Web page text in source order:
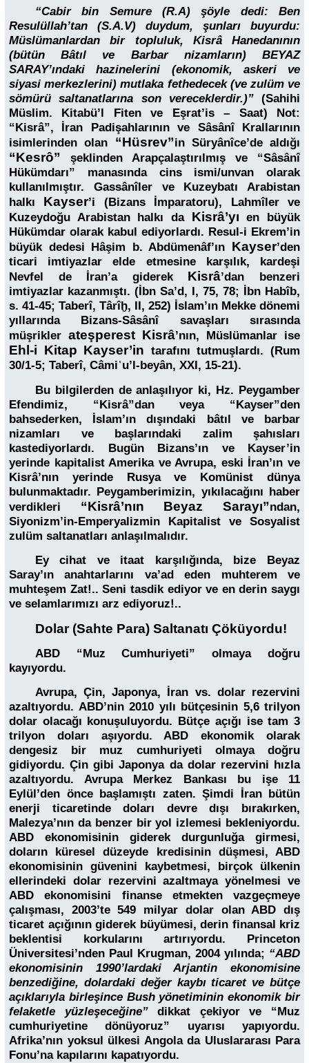
“Cabir bin Semure (R.A) şöyle dedi: Ben
Resulüllah’tan (S.A.V) duydum, şunları buyurdu:
Müslümanlardan bir topluluk, Kisrâ Hanedanının
(bütün Bâtıl ve Barbar nizamların) BEYAZ
SARAY’ındaki hazinelerini (ekonomik, askeri ve
siyasi merkezlerini) mutlaka fethedecek (ve zulüm ve
sömürü saltanatlarına son vereceklerdir.)”(Sahihi
Müslim. Kitabü’l Fiten ve Eşrat’is – Saat) Not:
“Kisrâ”, İran Padişahlarının ve Sâsânî Krallarının
isimlerinden olan “Hüsrev”in Süryânîce’de aldığı
“Kesrô” şeklinden Arapçalaştırılmış ve “Sâsânî
Hükümdarı” manasında cins ismi/unvan olarak
kullanılmıştır. Gassânîler ve Kuzeybatı Arabistan
halkı Kayser’i
(Bizans İmparatoru), Lahmîler ve
Kuzeydoğu Arabistan halkı da Kisrâ’yıen büyük
Hükümdar olarak kabul ediyorlardı. Resul-i Ekrem’in
büyük dedesi Hâşim b. Abdümenâf’ın Kayser’den
ticari imtiyazlar elde etmesine karşılık, kardeşi
Nevfel de İran’a giderek Kisrâ’dan benzeri
imtiyazlar kazanmıştı. (İbn Sa’d, I, 75, 78; İbn Habîb,
s. 41-45; Taberî, Târîḫ, II, 252) İslam’ın Mekke dönemi
yıllarında Bizans-Sâsânî savaşları sırasında
müşrikler ateşperest Kisrâ’nın, Müslümanlar ise
Ehl-i Kitap Kayser’in tarafını tutmuşlardı. (Rum
30/1-5; Taberî, Câmiʿu’l-beyân, XXI, 15-21).
Bu bilgilerden de anlaşılıyor ki, Hz. Peygamber
Efendimiz, “Kisrâ”dan veya “Kayser”den
bahsederken, İslam’ın dışındaki bâtıl ve barbar
nizamları ve başlarındaki zalim şahısları
kastediyorlardı. Bugün Bizans’ın ve Kayser’in
yerinde kapitalist Amerika ve Avrupa, eski İran’ın ve
Kisrâ’nın yerinde Rusya ve Komünist dünya
bulunmaktadır. Peygamberimizin, yıkılacağını haber
verdikleri “Kisrâ’nın Beyaz Sarayı”ndan,
Siyonizm’in-Emperyalizmin Kapitalist ve Sosyalist
zulüm saltanatları anlaşılmalıdır.
Ey cihat ve itaat karşılığında, bize Beyaz
Saray’ın anahtarlarını va’ad eden muhterem ve
muhteşem Zat!.. Seni tasdik ediyor ve en derin saygı
ve selamlarımızı arz ediyoruz!..
Dolar (Sahte Para) Saltanatı Çöküyordu!
ABD “Muz Cumhuriyeti” olmaya doğru
kayıyordu.
Avrupa, Çin, Japonya, İran vs. dolar rezervini
azaltıyordu. ABD’nin 2010 yılı bütçesinin 5,6 trilyon
dolar olacağı konuşuluyordu. Bütçe açığı ise tam 3
trilyon doları aşıyordu. ABD ekonomik olarak
dengesiz bir muz cumhuriyeti olmaya doğru
gidiyordu. Çin gibi Japonya da dolar rezervini hızla
azaltıyordu. Avrupa Merkez Bankası bu işe 11
Eylül’den önce başlamıştı zaten. Şimdi İran bütün
enerji ticaretinde doları devre dışı bırakırken,
Malezya’nın da benzer bir yol izlemesi bekleniyordu.
ABD ekonomisinin giderek durgunluğa girmesi,
doların küresel düzeyde kredisinin düşmesi, ABD
ekonomisinin güvenini kaybetmesi, birçok ülkenin
ellerindeki dolar rezervini azaltmaya yönelmesi ve
ABD ekonomisini finanse etmekten vazgeçmeye
çalışması, 2003’te 549 milyar dolar olan ABD dış
ticaret açığının giderek büyümesi, derin finansal kriz
beklentisi korkularını artırıyordu. Princeton
Üniversitesi’nden Paul Krugman, 2004 yılında; “ABD
ekonomisinin 1990’lardaki Arjantin ekonomisine
benzediğine, dolardaki değer kaybı ticaret ve bütçe
açıklarıyla birleşince Bush yönetiminin ekonomik bir
felaketle yüzleşeceğine”dikkat çekiyor ve “Muz
cumhuriyetine dönüyoruz” uyarısı yapıyordu.
Afrika’nın yoksul ülkesi Angola da Uluslararası Para
Fonu’na kapılarını kapatıyordu.